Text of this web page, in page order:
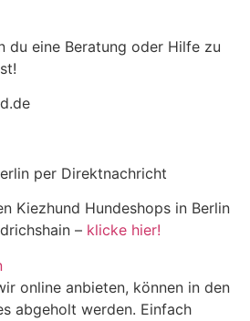
du eine Beratung oder Hilfe zu
per Direktnachricht
Kiezhund Hundeshops in Berlin
– klicke hier!
online anbieten, können in den
abgeholt werden. Einfach